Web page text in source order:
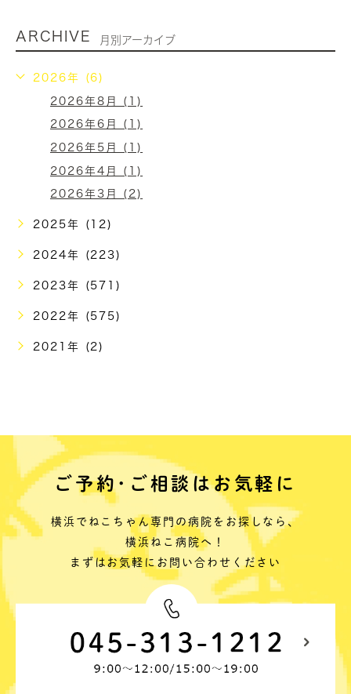
ARCHIVE 月別アーカイブ
2026年 (6)
2026年8月 (1)
2026年6月 (1)
2026年5月 (1)
2026年4月 (1)
2026年3月 (2)
2025年 (12)
2024年 (223)
2023年 (571)
2022年 (575)
2021年 (2)
ご予約･ご相談はお気軽に
横浜でねこちゃん専門の病院をお探しなら、
横浜ねこ病院へ！
まずはお気軽にお問い合わせください